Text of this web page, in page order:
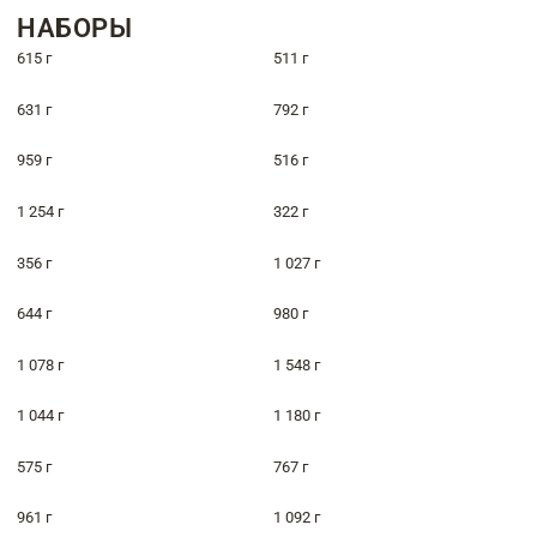
НАБОРЫ
615 г 511 г
631 г 792 г
959 г 516 г
1 254 г 322 г
356 г 1 027 г
644 г 980 г
1 078 г 1 548 г
1 044 г 1 180 г
575 г 767 г
961 г 1 092 г